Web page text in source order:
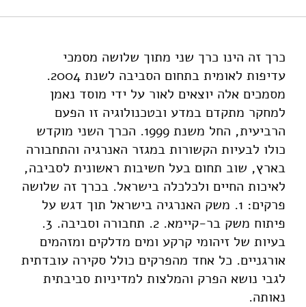
israel
כרך זה הינו כרך שני מתוך שלושה מסמכי
עדיפות לאומית בתחום הסביבה לשנת 2004.
מסמכים אלה יוצאים לאור על ידי מוסד נאמן
למחקר מתקדם במדע ובטכנולוגיה זו הפעם
הרביעית, החל משנת 1999. הכרך השני מוקדש
כולו לבעיות הקשורות במגזר האנרגיה והתחבורה
בארץ, שוב תחום בעל חשיבות ראשונית לסביבה,
לאיכות החיים ולכלכלה בישראל. בכרך זה שלושה
פרקים: 1. משק האנרגיה בישראל תוך דגש על
פיתוח משק בר-קיימא. 2. תחבורה וסביבה. 3.
בעיות של זיהומי קרקע ומים מדלקים ומזהמים
אורגניים. כל אחד מהפרקים כולל סקירה עובדתית
לגבי נושא הפרק והמלצות למדיניות סביבתית
נאותה.